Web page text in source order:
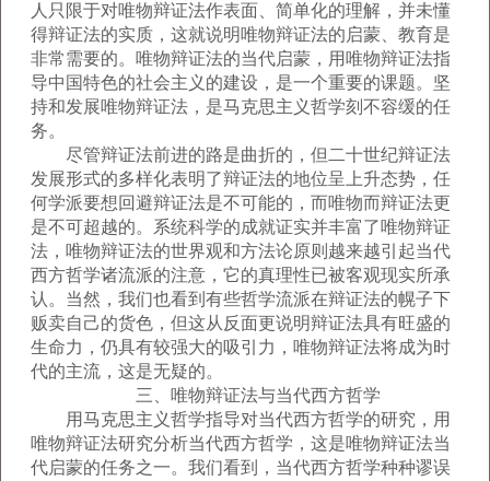
人只限于对唯物辩证法作表面、简单化的理解，并未懂
得辩证法的实质，这就说明唯物辩证法的启蒙、教育是
非常需要的。唯物辩证法的当代启蒙，用唯物辩证法指
导中国特色的社会主义的建设，是一个重要的课题。坚
持和发展唯物辩证法，是马克思主义哲学刻不容缓的任
务。
尽管辩证法前进的路是曲折的，但二十世纪辩证法
发展形式的多样化表明了辩证法的地位呈上升态势，任
何学派要想回避辩证法是不可能的，而唯物而辩证法更
是不可超越的。系统科学的成就证实并丰富了唯物辩证
法，唯物辩证法的世界观和方法论原则越来越引起当代
西方哲学诸流派的注意，它的真理性已被客观现实所承
认。当然，我们也看到有些哲学流派在辩证法的幌子下
贩卖自己的货色，但这从反面更说明辩证法具有旺盛的
生命力，仍具有较强大的吸引力，唯物辩证法将成为时
代的主流，这是无疑的。
三、唯物辩证法与当代西方哲学
用马克思主义哲学指导对当代西方哲学的研究，用
唯物辩证法研究分析当代西方哲学，这是唯物辩证法当
代启蒙的任务之一。我们看到，当代西方哲学种种谬误